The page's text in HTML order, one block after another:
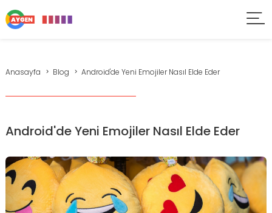
Anasayfa Blog Android'de Yeni Emojiler Nasıl Elde Eder
Android'de Yeni Emojiler Nasıl Elde Eder